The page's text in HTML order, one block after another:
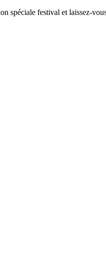
festival et laissez-vous